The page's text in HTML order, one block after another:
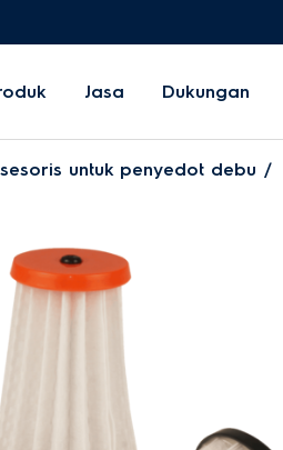
Jasa Dukungan
untuk penyedot debu